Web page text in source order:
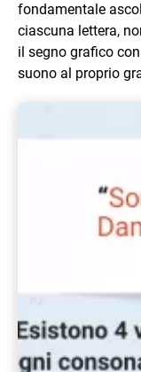
fondamentale
ciascuna lettera,
il segno grafico
suono al proprio